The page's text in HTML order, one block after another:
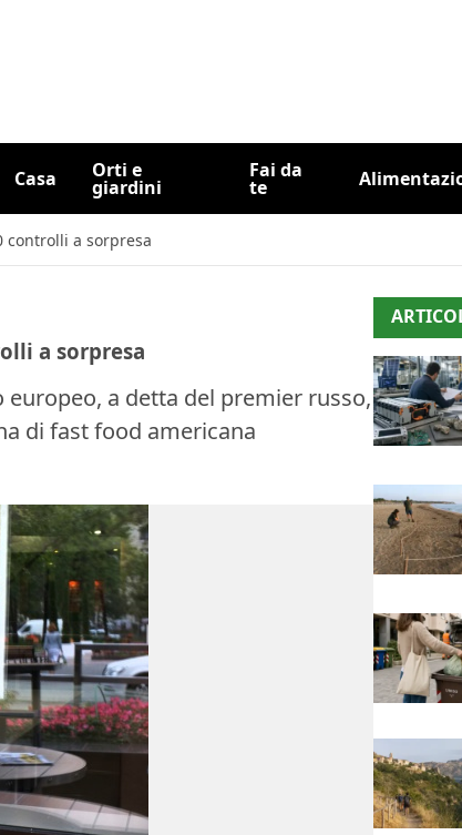
Casa Orti e
giardini
Fai da
te
controlli a sorpresa
a sorpresa
a detta del premier russo,
di fast food americana